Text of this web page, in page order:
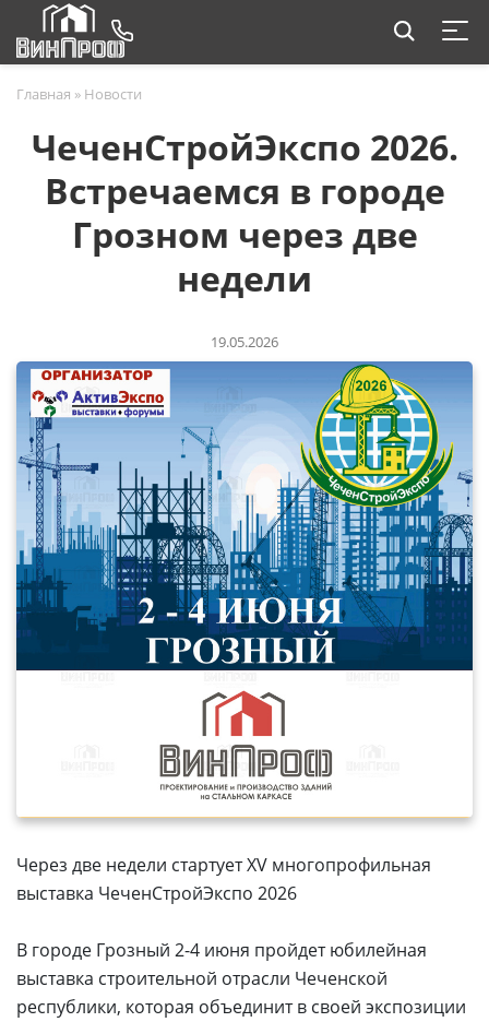
Главная » Новости
ЧеченСтройЭкспо 2026.
Встречаемся в городе
Грозном через две
недели
19.05.2026
Через две недели стартует XV многопрофильная
выставка ЧеченСтройЭкспо 2026
В городе Грозный 2-4 июня пройдет юбилейная
выставка строительной отрасли Чеченской
республики, которая объединит в своей экспозиции